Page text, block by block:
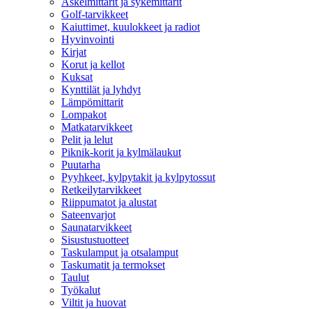
Golf-tarvikkeet
Kaiuttimet, kuulokkeet ja radiot
Hyvinvointi
Kirjat
Korut ja kellot
Kuksat
Kynttilät ja lyhdyt
Lämpömittarit
Lompakot
Matkatarvikkeet
Pelit ja lelut
Piknik-korit ja kylmälaukut
Puutarha
Pyyhkeet, kylpytakit ja kylpytossut
Retkeilytarvikkeet
Riippumatot ja alustat
Sateenvarjot
Saunatarvikkeet
Sisustustuotteet
Taskulamput ja otsalamput
Taskumatit ja termokset
Taulut
Työkalut
Viltit ja huovat